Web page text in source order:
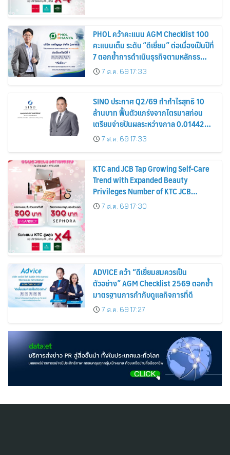
PHOL คว้าคะแนน AGM Checklist 100
คะแนนเต็ม ระดับ “ดีเยี่ยม” ต่อเนื่องเป็นปีที่
7 ตอกย้ำการดำเนินธุรกิจตามหลักธร
รมาภิบาล โปร่งใส สร้างความเชื่อมั่นผู้ถือ
หุ้น
7 ส.ค. 69 17:33
SINO ประกาศ Q2/69 ทำกำไรสุทธิ 10
ล้านบาท ฟื้นตัวแกร่งจากไตรมาสก่อน
เตรียมจ่ายปันผลระหว่างกาล 0.014423
บาทต่อหุ้น ครึ่งปีหลังมุ่งเติบโตต่อเนื่อง
7 ส.ค. 69 17:33
KTC and JCB Tap Growing Self-Care
Trend with Expanded Beauty
Privileges Number of KTC JCB
Cardmembers Spending on
Cosmetics Rises 26%
7 ส.ค. 69 17:30
ADVICE คว้า “ดีเยี่ยมสมควรเป็น
ตัวอย่าง” AGM Checklist 2569 ตอกย้ำ
มาตรฐานการกำกับดูแลกิจการที่ดี
7 ส.ค. 69 17:27